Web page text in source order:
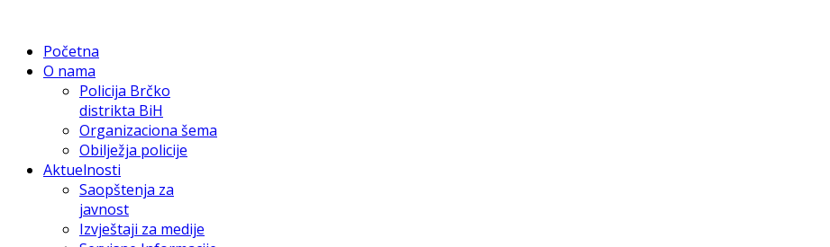
Početna
O nama
Policija Brčko
distrikta BiH
Organizaciona šema
Obilježja policije
Aktuelnosti
Saopštenja za
javnost
Izvještaji za medije